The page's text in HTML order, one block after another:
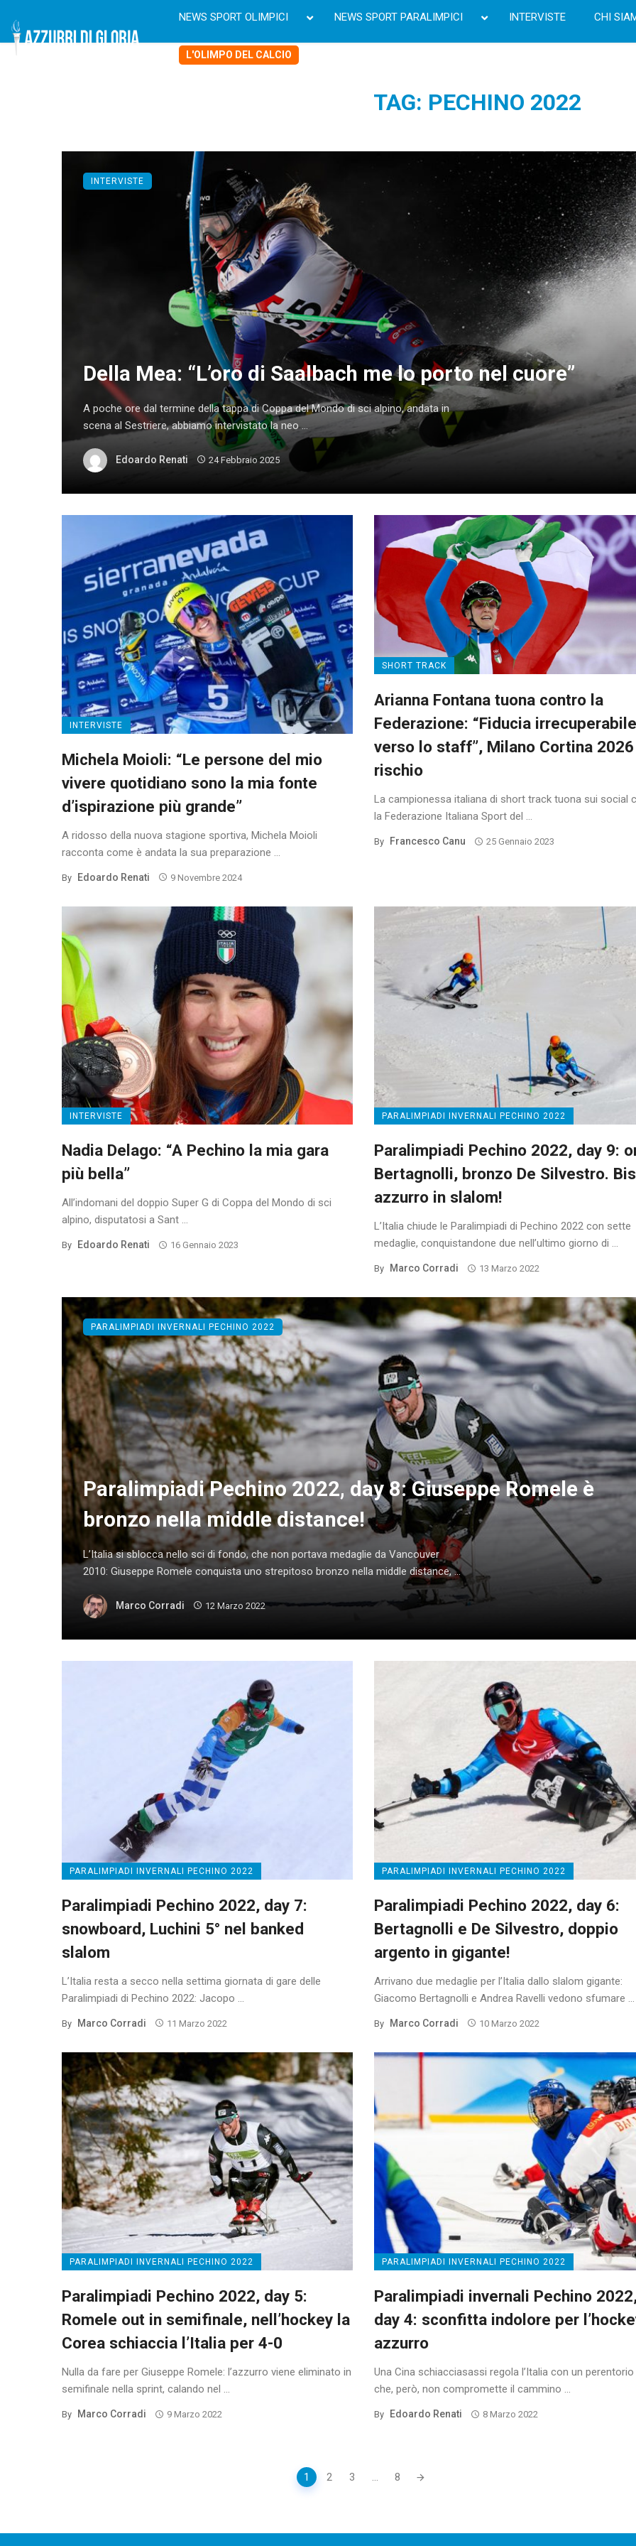
NEWS SPORT OLIMPICI NEWS SPORT PARALIMPICI INTERVISTE CHI
L'OLIMPO DEL CALCIO
TAG: PECHINO 2022
Della Mea: “L’oro di Saalbach me lo porto nel cuore”
A poche ore dal termine della tappa di Coppa del Mondo di sci alpino, andata in
scena al Sestriere, abbiamo intervistato la neo ...
Edoardo Renati 24 Febbraio 2025
INTERVISTE
INTERVISTE
Michela Moioli: “Le persone del mio
vivere quotidiano sono la mia fonte
d’ispirazione più grande”
A ridosso della nuova stagione sportiva, Michela Moioli
racconta come è andata la sua preparazione ...
By Edoardo Renati 9 Novembre 2024
SHORT TRACK
Arianna Fontana tuona contro la
Federazione: “Fiducia irrecuperabile
verso lo staff”, Milano Cortina
rischio
La campionessa italiana di short track tuona sui social
la Federazione Italiana Sport del ...
By Francesco Canu 25 Gennaio 2023
INTERVISTE
Nadia Delago: “A Pechino la mia gara
più bella”
All’indomani del doppio Super G di Coppa del Mondo di sci
alpino, disputatosi a Sant ...
By Edoardo Renati 16 Gennaio 2023
PARALIMPIADI INVERNALI PECHINO 2022
Paralimpiadi Pechino 2022, day 9:
Bertagnolli, bronzo De Silvestro. Bis
azzurro in slalom!
L’Italia chiude le Paralimpiadi di Pechino 2022 con sette
medaglie, conquistandone due nell’ultimo giorno di ...
By Marco Corradi 13 Marzo 2022
Paralimpiadi Pechino 2022, day 8: Giuseppe Romele è
bronzo nella middle distance!
L’Italia si sblocca nello sci di fondo, che non portava medaglie da Vancouver
2010: Giuseppe Romele conquista uno strepitoso bronzo nella middle distance, ...
Marco Corradi 12 Marzo 2022
PARALIMPIADI INVERNALI PECHINO 2022
PARALIMPIADI INVERNALI PECHINO 2022
Paralimpiadi Pechino 2022, day 7:
snowboard, Luchini 5° nel banked
slalom
L’Italia resta a secco nella settima giornata di gare delle
Paralimpiadi di Pechino 2022: Jacopo ...
By Marco Corradi 11 Marzo 2022
PARALIMPIADI INVERNALI PECHINO 2022
Paralimpiadi Pechino 2022, day 6:
Bertagnolli e De Silvestro, doppio
argento in gigante!
Arrivano due medaglie per l’Italia dallo slalom gigante:
Giacomo Bertagnolli e Andrea Ravelli vedono sfumare ...
By Marco Corradi 10 Marzo 2022
PARALIMPIADI INVERNALI PECHINO 2022
Paralimpiadi Pechino 2022, day 5:
Romele out in semifinale, nell’hockey la
Corea schiaccia l’Italia per 4-0
Nulla da fare per Giuseppe Romele: l’azzurro viene eliminato in
semifinale nella sprint, calando nel ...
By Marco Corradi 9 Marzo 2022
PARALIMPIADI INVERNALI PECHINO 2022
Paralimpiadi invernali Pechino
day 4: sconfitta indolore per
azzurro
Una Cina schiacciasassi regola l’Italia con un
che, però, non compromette il cammino ...
By Edoardo Renati 8 Marzo 2022
1 2 3 ... 8